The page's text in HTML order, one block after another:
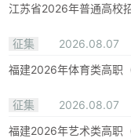
江苏省2026年普通高校
征集 2026.08.07
福建2026年体育类高职
征集 2026.08.07
福建2026年艺术类高职